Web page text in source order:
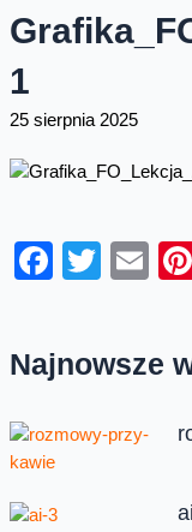
1
25 sierpnia 2025
Najnowsze